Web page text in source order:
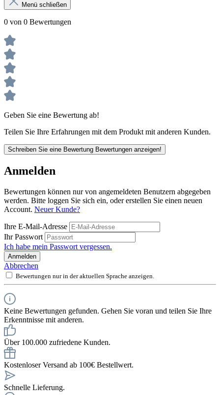
Menü schließen
0 von 0 Bewertungen
Geben Sie eine Bewertung ab!
Teilen Sie Ihre Erfahrungen mit dem Produkt mit anderen Kunden.
Schreiben Sie eine Bewertung Bewertungen anzeigen!
Anmelden
Bewertungen können nur von angemeldeten Benutzern abgegeben
werden. Bitte loggen Sie sich ein, oder erstellen Sie einen neuen
Account. Neuer Kunde?
Ihre E-Mail-Adresse
Ihr Passwort
Ich habe mein Passwort vergessen.
Anmelden
Abbrechen
Bewertungen nur in der aktuellen Sprache anzeigen.
Keine Bewertungen gefunden. Gehen Sie voran und teilen Sie Ihre
Erkenntnisse mit anderen.
Über 100.000 zufriedene Kunden.
Kostenloser Versand ab 100€ Bestellwert.
Schnelle Lieferung.